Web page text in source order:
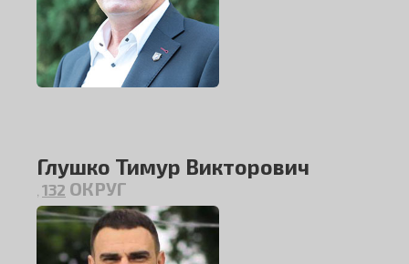
Глушко Тимур Викторович
132 ОКРУГ